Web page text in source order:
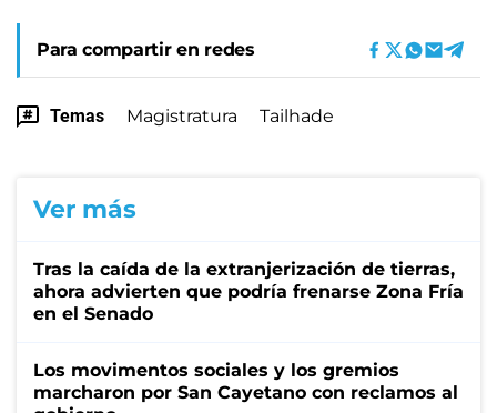
Para compartir en redes
Temas Magistratura Tailhade
Ver más
Tras la caída de la extranjerización de tierras,
ahora advierten que podría frenarse Zona Fría
en el Senado
Los movimentos sociales y los gremios
marcharon por San Cayetano con reclamos al